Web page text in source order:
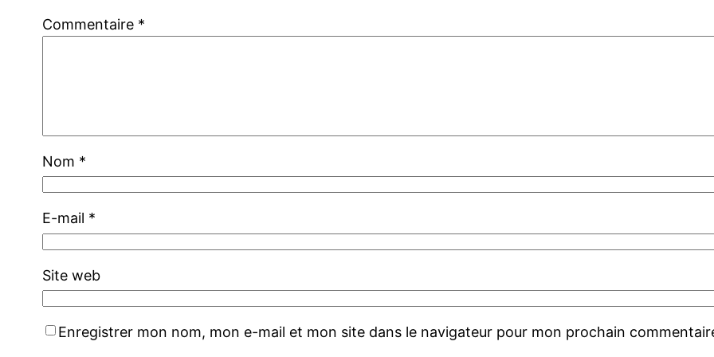
Commentaire *
Nom *
E-mail *
Site web
Enregistrer mon nom, mon e-mail et mon site dans le navigateur pour mon prochain